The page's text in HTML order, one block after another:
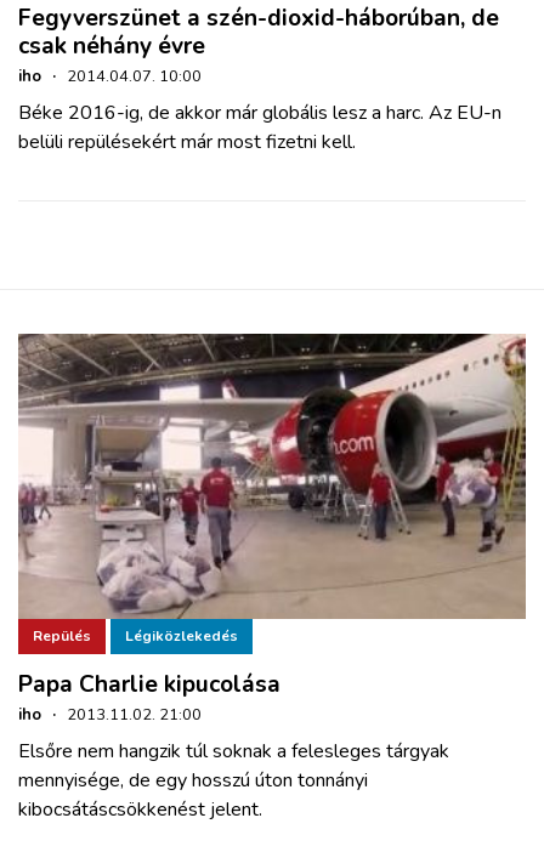
HAJÓZÁS
BLOG
BELÉPÉS
REGISZTRÁCIÓ
Fegyverszünet a szén-dioxid-háborúban, de
csak néhány évre
iho · 2014.04.07. 10:00
Béke 2016-ig, de akkor már globális lesz a harc. Az EU-n
belüli repülésekért már most fizetni kell.
Repülés Légiközlekedés
Papa Charlie kipucolása
iho · 2013.11.02. 21:00
Elsőre nem hangzik túl soknak a felesleges tárgyak
mennyisége, de egy hosszú úton tonnányi
kibocsátáscsökkenést jelent.